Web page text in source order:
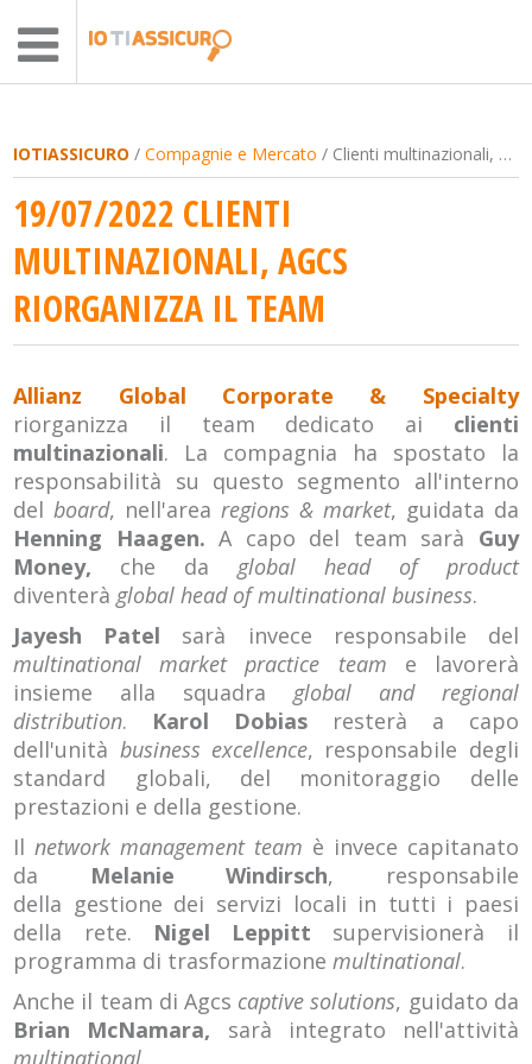
IOTIASSICURO /Compagnie e Mercato / Clienti multinazionali, Agcs riorganizza il team
19/07/2022 CLIENTI
MULTINAZIONALI, AGCS
RIORGANIZZA IL TEAM
Allianz Global Corporate & Specialty
riorganizza il team dedicato ai clienti
multinazionali. La compagnia ha spostato la
responsabilità su questo segmento all'interno
delboard, nell'arearegions & market, guidata da
Henning Haagen.A capo del team sarà Guy
Money, che da
global head of product
diventerà global head of multinational business.
Jayesh Patel sarà invece responsabile del
multinational market practice team e lavorerà
insieme alla squadra global and regional
distribution. Karol Dobias resterà a capo
dell'unità business excellence, responsabile degli
standard globali, del monitoraggio delle
prestazioni e della gestione.
Ilnetwork management team è invece capitanato
da Melanie Windirsch, responsabile
della gestione dei servizi locali in tutti i paesi
della rete. Nigel Leppitt supervisionerà il
programma di trasformazionemultinational.
Anche il team di Agcs captive solutions, guidato da
Brian McNamara, sarà integrato nell'attività
multinational